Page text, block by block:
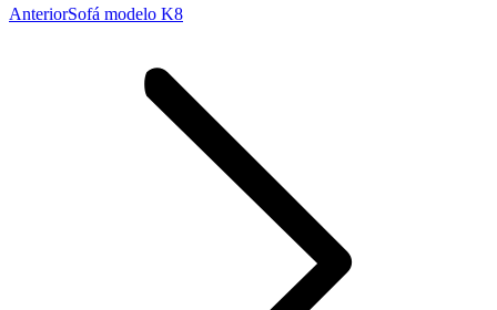
AnteriorProyecto
Sofá modelo K8